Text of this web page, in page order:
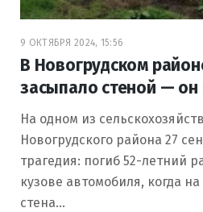
9 ОКТЯБРЯ 2024, 15:56
В Новогрудском
засыпало стеной — он
На одном из
Новогрудского района 27
трагедия: погиб 52-летний
кузове автомобиля, когда
стена…